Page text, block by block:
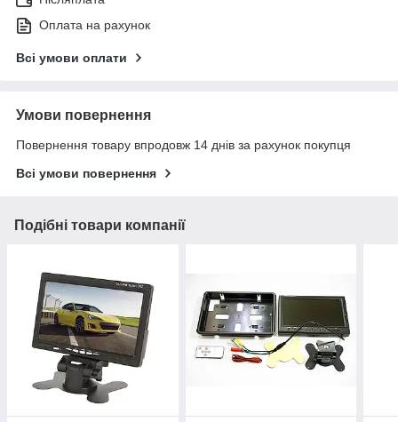
Оплата на рахунок
Всі умови оплати
Умови повернення
Повернення товару впродовж 14 днів за рахунок покупця
Всі умови повернення
Подібні товари компанії